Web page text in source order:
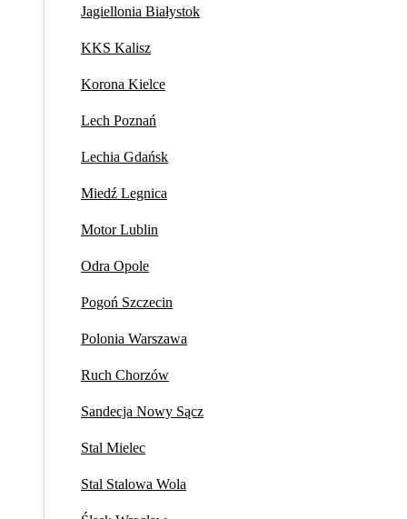
Jagiellonia Białystok
KKS Kalisz
Korona Kielce
Lech Poznań
Lechia Gdańsk
Miedź Legnica
Motor Lublin
Odra Opole
Pogoń Szczecin
Polonia Warszawa
Ruch Chorzów
Sandecja Nowy Sącz
Stal Mielec
Stal Stalowa Wola